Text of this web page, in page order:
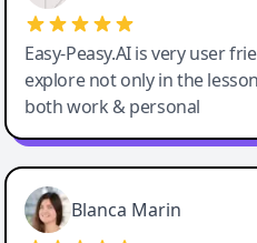
Easy-Peasy.AI is very user
explore not only in the
both work & personal
Blanca Marin